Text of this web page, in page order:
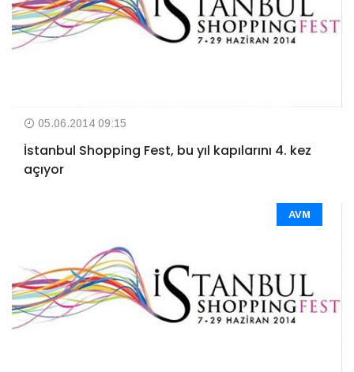
05.06.2014 09:15
İstanbul Shopping Fest, bu yıl kapılarını 4. kez
açıyor
AVM